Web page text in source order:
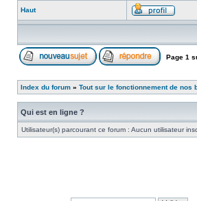
Haut
Page 1
Index du forum » Tout sur le fonctionnement de nos
Qui est en ligne ?
Utilisateur(s) parcourant ce forum : Aucun utilisateur